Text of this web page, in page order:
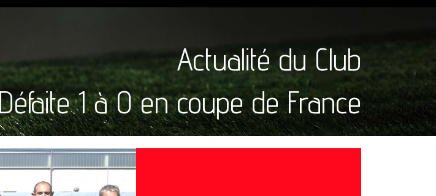
Actualité du Club
1 à 0 en coupe de France